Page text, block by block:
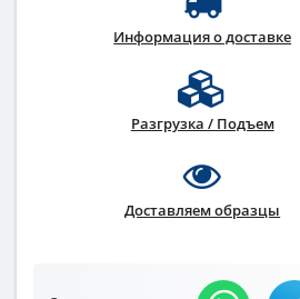
Информация о доставке
Разгрузка / Подъем
Доставляем образцы